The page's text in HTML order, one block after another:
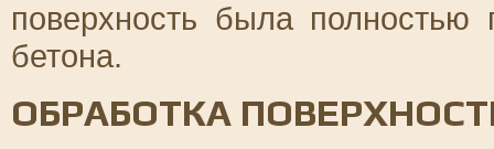
поверхность была полностью
бетона.
ОБРАБОТКА